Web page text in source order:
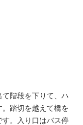
階段を下りて、ハ
踏切を越えて橋を
。入り口はバス停